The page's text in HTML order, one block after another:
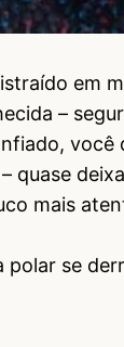
em
–
você
quase
mais
polar se